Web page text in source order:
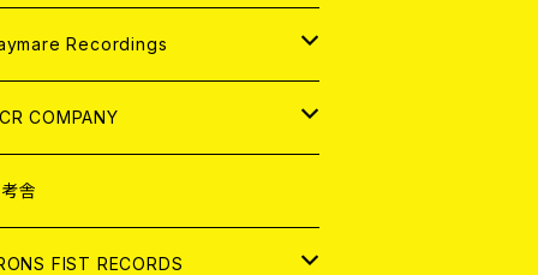
レル Recordings
COMPANY
レル
舎
FIST RECORDS